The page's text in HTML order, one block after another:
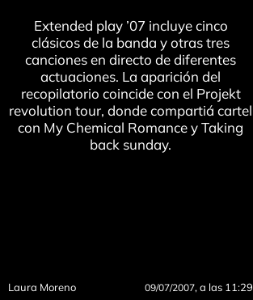
Extended play ’07 incluye cinco
clásicos de la banda y otras tres
canciones en directo de diferentes
actuaciones. La aparición del
recopilatorio coincide con el Projekt
revolution tour, donde compartiá cartel
con My Chemical Romance y Taking
back sunday.
Laura Moreno 09/07/2007, a las 11:29